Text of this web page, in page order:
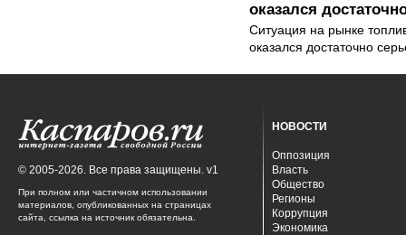
оказался
Ситуация на рынке
оказался достаточно
© 2005-2026. Все права защищены. v1
При полном или частичном использовании
материалов, опубликованных на страницах
сайта, ссылка на источник обязательна.
НОВОСТИ
Оппозиция
Власть
Общество
Регионы
Коррупция
Экономика